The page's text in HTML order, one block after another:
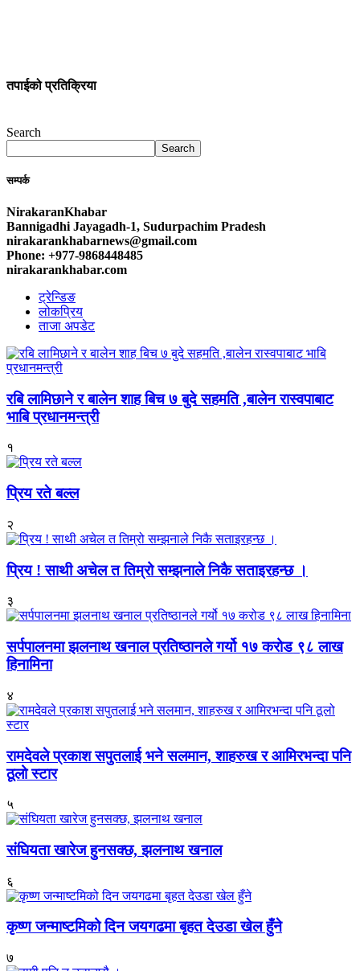
तपाईको प्रतिक्रिया
Search
Search
सम्पर्क
NirakaranKhabar
Bannigadhi Jayagadh-1, Sudurpachim Pradesh
nirakarankhabarnews@gmail.com
Phone: +977-9868448485
nirakarankhabar.com
ट्रेन्डिङ
लोकप्रिय
ताजा अपडेट
रबि लामिछाने र बालेन शाह बिच ७ बुदे सहमति ,बालेन रास्वपाबाट
भाबि प्रधानमन्त्री
१
प्रिय रते बल्ल
२
प्रिय ! साथी अचेल त तिम्रो सम्झनाले निकै सताइरहन्छ ।
३
सर्पपालनमा झलनाथ खनाल प्रतिष्ठानले गर्यो १७ करोड ९८ लाख
हिनामिना
४
रामदेवले प्रकाश सपुतलाई भने सलमान, शाहरुख र आमिरभन्दा पनि
ठूलो स्टार
५
संघियता खारेज हुनसक्छ, झलनाथ खनाल
६
कृष्ण जन्माष्टमिको दिन जयगढमा बृहत देउडा खेल हुँने
७